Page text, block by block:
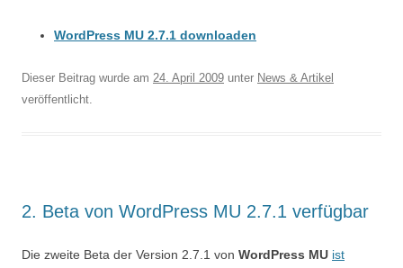
WordPress MU 2.7.1 downloaden
Dieser Beitrag wurde am 24. April 2009 unter News & Artikel
veröffentlicht.
2. Beta von WordPress MU 2.7.1 verfügbar
Die zweite Beta der Version 2.7.1 von WordPress MU ist